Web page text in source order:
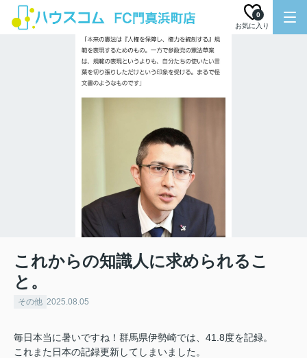
お気に入り
0
これからの知識人に求められるこ
と。
その他 2025.08.05
毎日本当に暑いですね！群馬県伊勢崎では、41.8度を記録。
これまた日本の記録更新してしまいました。